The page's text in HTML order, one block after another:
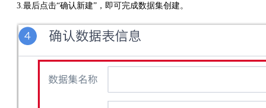
3.最后点击“确认新建”，即可完成数据集创建。